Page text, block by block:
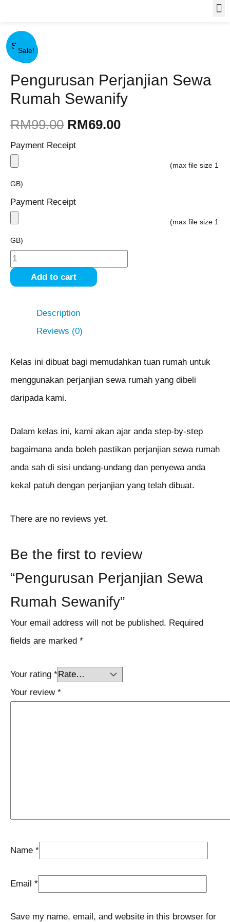
content
Sale!
Pengurusan Perjanjian Sewa
Rumah Sewanify
RM99.00
was:
RM99.00.
RM69.00
is:
RM69.00.
Payment Receipt
(max file size 1
GB)
Payment Receipt
(max file size 1
GB)
Pengurusan
Perjanjian
Sewa
Rumah
Add to cart
Description
Reviews (0)
Kelas ini dibuat bagi memudahkan tuan rumah untuk
menggunakan perjanjian sewa rumah yang dibeli
daripada kami.
Dalam kelas ini, kami akan ajar anda step-by-step
bagaimana anda boleh pastikan perjanjian sewa rumah
anda sah di sisi undang-undang dan penyewa anda
kekal patuh dengan perjanjian yang telah dibuat.
There are no reviews yet.
Be the first to review
“Pengurusan Perjanjian Sewa
Rumah Sewanify”
Your email address will not be published. Required
fields are marked *
Your rating *
Your review *
Name *
Email *
Save my name, email, and website in this browser for
Sale!
was:
RM600.00.
is:
RM129.00.
Sale!
was:
RM897.00.
is:
RM197.00.